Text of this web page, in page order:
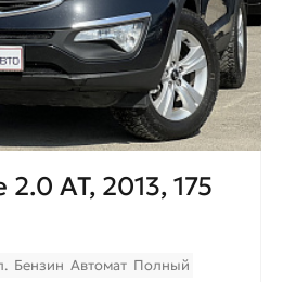
AT, 2013, 175
Бензин Автомат Полный